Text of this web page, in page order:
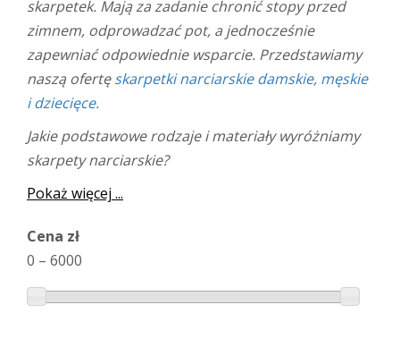
skarpetek. Mają za zadanie chronić stopy przed
zimnem, odprowadzać pot, a jednocześnie
zapewniać odpowiednie wsparcie. Przedstawiamy
naszą ofertęskarpetki narciarskie damskie, męskie
i dziecięce.
Jakie podstawowe rodzaje i materiały wyróżniamy
skarpety narciarskie?
Pokaż więcej ...
Cena zł
0 – 6000